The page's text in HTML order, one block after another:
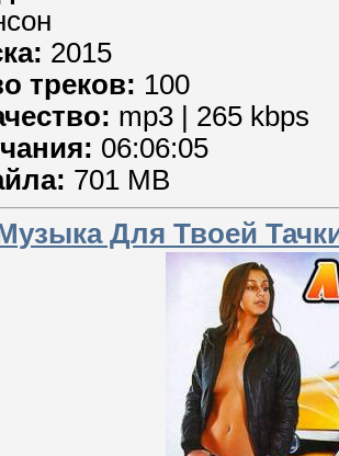
2015
треков: 100
mp3 | 265 kbps
06:06:05
701 MB
Для Твоей